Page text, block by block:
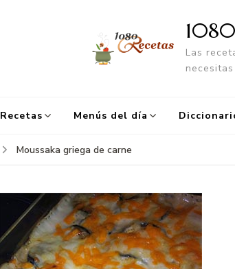
Las
Recetas Menús del día
Moussaka griega de carne